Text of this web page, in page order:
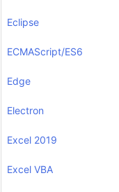
Eclipse
ECMAScript/ES6
Edge
Electron
Excel 2019
Excel VBA